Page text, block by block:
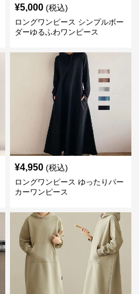
¥5,000 (税込)
ロングワンピース シンプルボー
ダーゆるふわワンピース
¥4,950 (税込)
ロングワンピース ゆったりパー
カーワンピース